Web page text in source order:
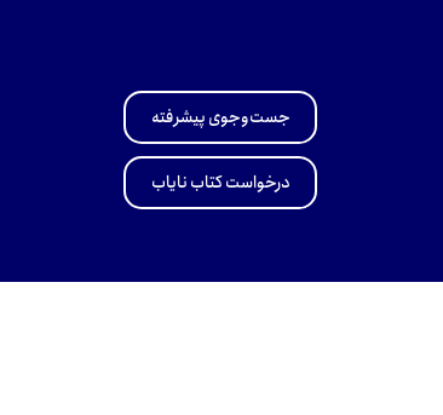
جست‌وجوی پیشرفته
درخواست کتاب نایاب